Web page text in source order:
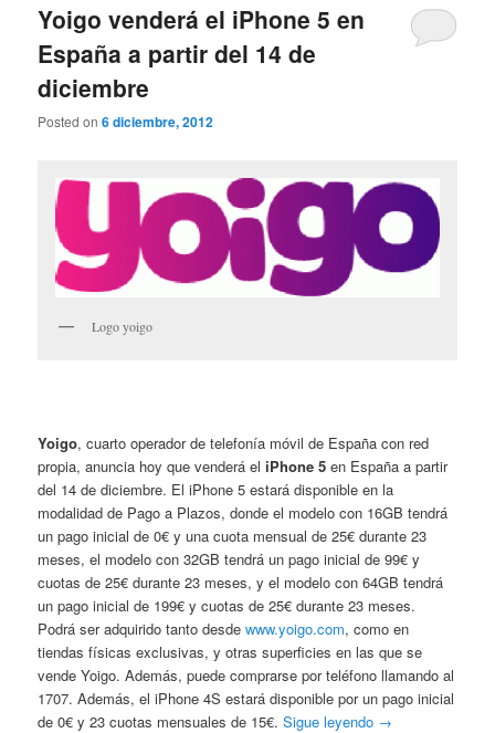
Yoigo venderá el iPhone 5 en
España a partir del 14 de
diciembre
Posted on6 diciembre, 2012
Logo yoigo
Yoigo, cuarto operador de telefonía móvil de España con red
propia, anuncia hoy que venderá eliPhone 5 en España a partir
del 14 de diciembre. El iPhone 5 estará disponible en la
modalidad de Pago a Plazos, donde el modelo con 16GB tendrá
un pago inicial de 0€ y una cuota mensual de 25€ durante 23
meses, el modelo con 32GB tendrá un pago inicial de 99€ y
cuotas de 25€ durante 23 meses, y el modelo con 64GB tendrá
un pago inicial de 199€ y cuotas de 25€ durante 23 meses.
Podrá ser adquirido tanto desdewww.yoigo.com, como en
tiendas físicas exclusivas, y otras superficies en las que se
vende Yoigo. Además, puede comprarse por teléfono llamando al
1707. Además, el iPhone 4S estará disponible por un pago inicial
de 0€ y 23 cuotas mensuales de 15€.Sigue leyendo →